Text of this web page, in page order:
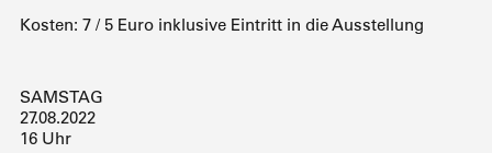
Kosten: 7 / 5 Euro inklusive Eintritt in die Ausstellung
SAMSTAG
27.08.2022
16 Uhr